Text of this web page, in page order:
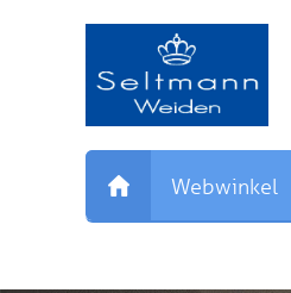
Direct
Webwinkel